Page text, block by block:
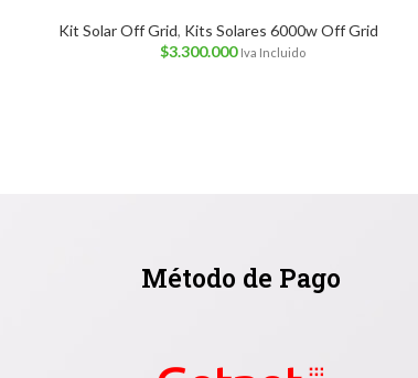
Kit Solar Off Grid, Kits Solares 6000w Off Grid
$3.300.000 Iva Incluido
Método de Pago